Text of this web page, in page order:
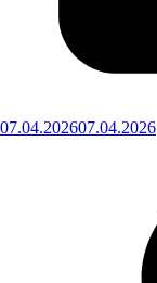
07.04.202607.04.2026